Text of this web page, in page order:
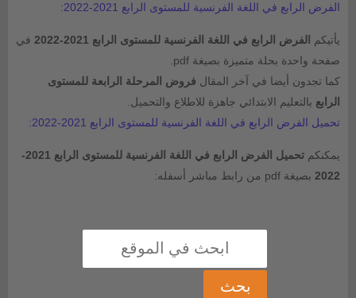
الفرض الرابع في اللغة الفرنسية للمستوى الرابع 2021-2022:
يأتيكم الفرض الرابع في اللغة الفرنسية للمستوى الرابع 2021-2022
في
صفحة واحدة بحلة متميزة بصيغة pdf.
كما تجدون أيضا في آخر المقال فروض المرحلة الرابعة للمستوى
الرابع بالتعليم الابتدائي جاهزة للاطلاع والتحميل.
تحميل الفرض الرابع في اللغة الفرنسية للمستوى الرابع 2021-2022:
يمكنكم
تحميل الفرض الرابع في اللغة الفرنسية للمستوى الرابع 2021-
2022بصيغة pdf من رابط مباشر أسفله: